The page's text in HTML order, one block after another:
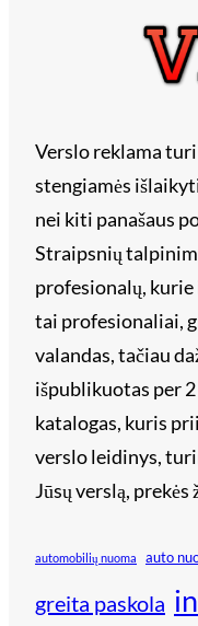
Verslo reklama
stengiamės
nei kiti panašaus
Straipsnių
profesionalų,
tai profesionaliai,
valandas, tačiau
išpublikuotas per
katalogas, kuris
verslo leidinys,
Jūsų verslą, prekės
automobilių nuoma auto
greita paskola